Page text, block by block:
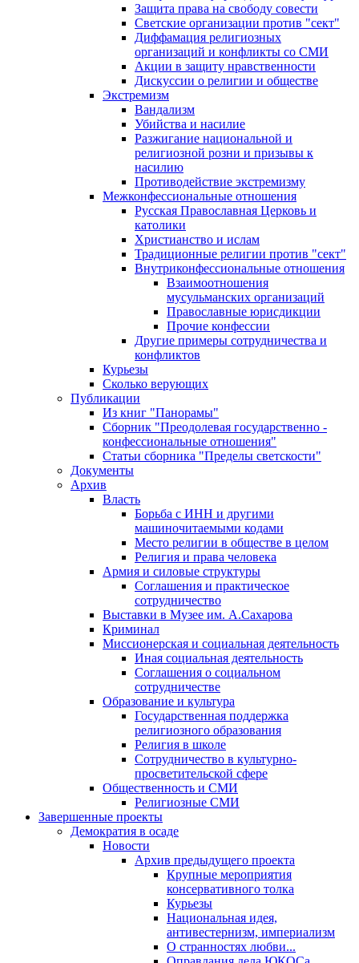
Защита права на свободу совести
Светские организации против "сект"
Диффамация религиозных
организаций и конфликты со СМИ
Акции в защиту нравственности
Дискуссии о религии и обществе
Экстремизм
Вандализм
Убийства и насилие
Разжигание национальной и
религиозной розни и призывы к
насилию
Противодействие экстремизму
Межконфессиональные отношения
Русская Православная Церковь и
католики
Христианство и ислам
Традиционные религии против "сект"
Внутриконфессиональные отношения
Взаимоотношения
мусульманских организаций
Православные юрисдикции
Прочие конфессии
Другие примеры сотрудничества и
конфликтов
Курьезы
Сколько верующих
Публикации
Из книг "Панорамы"
Сборник "Преодолевая государственно -
конфессиональные отношения"
Статьи сборника "Пределы светскости"
Документы
Архив
Власть
Борьба с ИНН и другими
машиночитаемыми кодами
Место религии в обществе в целом
Религия и права человека
Армия и силовые структуры
Соглашения и практическое
сотрудничество
Выставки в Музее им. А.Сахарова
Криминал
Миссионерская и социальная деятельность
Иная социальная деятельность
Соглашения о социальном
сотрудничестве
Образование и культура
Государственная поддержка
религиозного образования
Религия в школе
Сотрудничество в культурно-
просветительской сфере
Общественность и СМИ
Религиозные СМИ
Завершенные проекты
Демократия в осаде
Новости
Архив предыдущего проекта
Крупные мероприятия
консервативного толка
Курьезы
Национальная идея,
антивестернизм, империализм
О странностях любви...